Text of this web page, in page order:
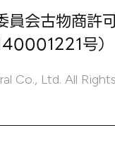
員会古物商許
号）
Co., Ltd. All